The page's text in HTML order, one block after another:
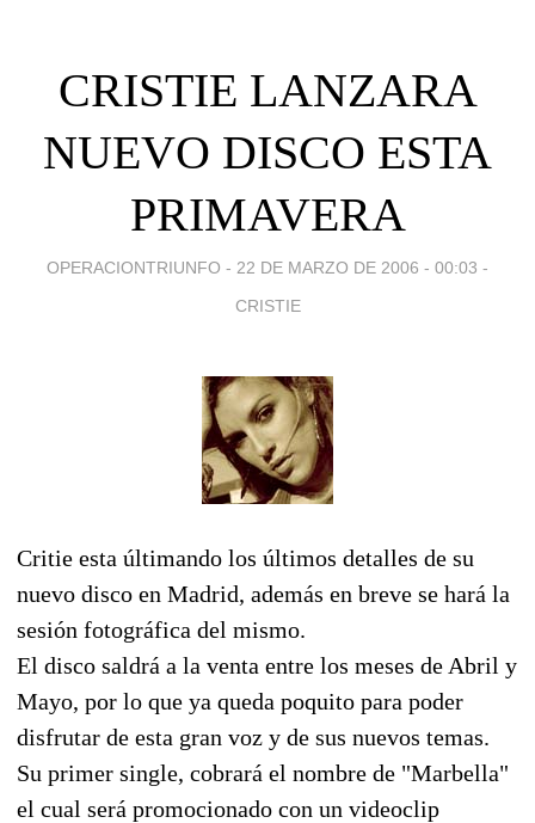
CRISTIE LANZARA
NUEVO DISCO ESTA
PRIMAVERA
OPERACIONTRIUNFO - 22 DE MARZO DE 2006 - 00:03 -
CRISTIE
Critie esta últimando los últimos detalles de su
nuevo disco en Madrid, además en breve se hará la
sesión fotográfica del mismo.
El disco saldrá a la venta entre los meses de Abril y
Mayo, por lo que ya queda poquito para poder
disfrutar de esta gran voz y de sus nuevos temas.
Su primer single, cobrará el nombre de "Marbella"
el cual será promocionado con un videoclip